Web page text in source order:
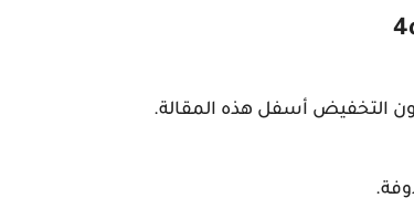
التخفيض أسفل هذه المقالة.